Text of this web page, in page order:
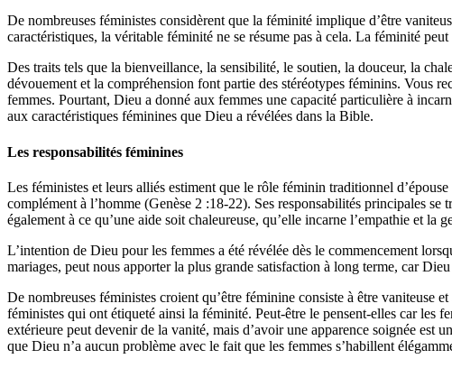
De nombreuses féministes considèrent que la féminité implique d’être
caractéristiques, la véritable féminité ne se résume pas à cela. La féminité
Des traits tels que la bienveillance, la sensibilité, le soutien, la douceur, la
dévouement et la compréhension font partie des stéréotypes féminins. Vous
femmes. Pourtant, Dieu a donné aux femmes une capacité particulière à
aux caractéristiques féminines que Dieu a révélées dans la Bible.
Les responsabilités féminines
Les féministes et leurs alliés estiment que le rôle féminin traditionnel
complément à l’homme (Genèse 2 :18-22). Ses responsabilités principales
également à ce qu’une aide soit chaleureuse, qu’elle incarne l’empathie et
L’intention de Dieu pour les femmes a été révélée dès le commencement
mariages, peut nous apporter la plus grande satisfaction à long terme, car
De nombreuses féministes croient qu’être féminine consiste à être vaniteuse
féministes qui ont étiqueté ainsi la féminité. Peut-être le pensent-elles car les
extérieure peut devenir de la vanité, mais d’avoir une apparence soignée
que Dieu n’a aucun problème avec le fait que les femmes s’habillent